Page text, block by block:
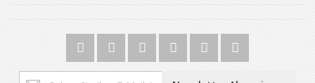
Melden